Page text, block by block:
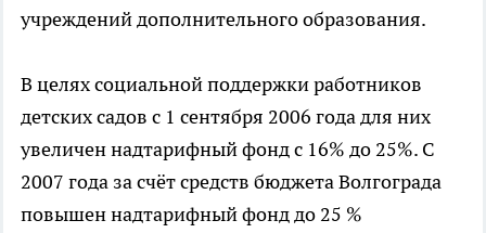
учреждений дополнительного образования.
В целях социальной поддержки работников
детских садов с 1 сентября 2006 года для них
увеличен надтарифный фонд с 16% до 25%. С
2007 года за счёт средств бюджета Волгограда
повышен надтарифный фонд до 25 %